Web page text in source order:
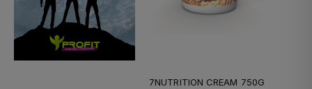
7NUTRITION CREAM 750G